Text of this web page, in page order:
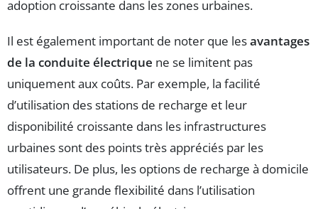
adoption croissante dans les zones urbaines.
Il est également important de noter que lesavantages
de la conduite électrique ne se limitent pas
uniquement aux coûts. Par exemple, la facilité
d’utilisation des stations de recharge et leur
disponibilité croissante dans les infrastructures
urbaines sont des points très appréciés par les
utilisateurs. De plus, les options de recharge à domicile
offrent une grande flexibilité dans l’utilisation